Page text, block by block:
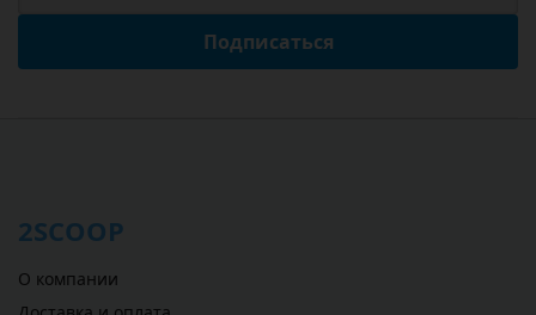
Подписаться
2SCOOP
О компании